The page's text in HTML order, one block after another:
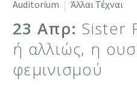
Auditorium
Άλλαι Τέχναι
23 Απρ: Sister
ή αλλιώς, η
φεμινισμού